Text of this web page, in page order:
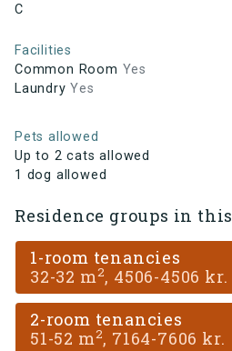
C
Facilities
Common Room Yes
Laundry Yes
Pets allowed
Up to 2 cats allowed
1 dog allowed
Residence groups in
1-room tenancies
32-32 m2, 4506-4506 kr.
2-room tenancies
51-52 m2, 7164-7606 kr.